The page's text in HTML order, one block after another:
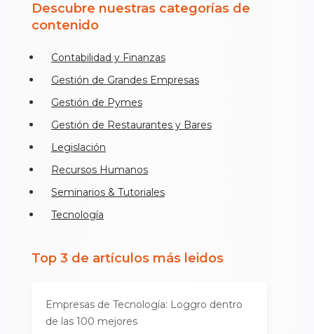
Descubre nuestras categorías de
contenido
Contabilidad y Finanzas
Gestión de Grandes Empresas
Gestión de Pymes
Gestión de Restaurantes y Bares
Legislación
Recursos Humanos
Seminarios & Tutoriales
Tecnología
Top 3 de artículos más leidos
Empresas de Tecnología: Loggro dentro
de las 100 mejores